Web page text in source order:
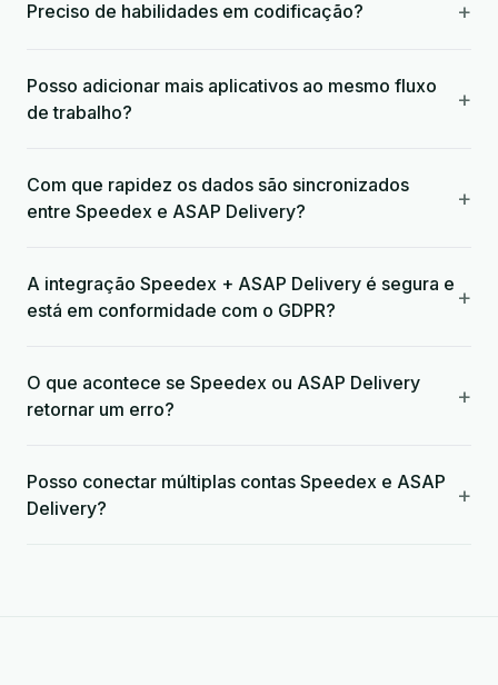
Preciso de habilidades em codificação? +
Posso adicionar mais aplicativos ao mesmo fluxo
de trabalho?
+
Com que rapidez os dados são sincronizados
entre Speedex e ASAP Delivery?
+
A integração Speedex + ASAP Delivery é segura e
está em conformidade com o GDPR?
+
O que acontece se Speedex ou ASAP Delivery
retornar um erro?
+
Posso conectar múltiplas contas Speedex e ASAP
Delivery?
+